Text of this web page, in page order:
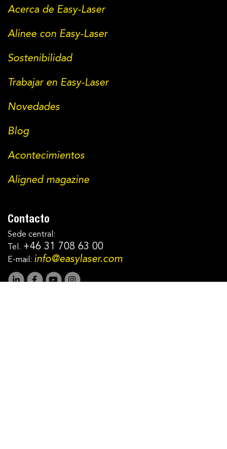
Acerca de Easy-Laser
Alinee con Easy-Laser
Sostenibilidad
Trabajar en Easy-Laser
Novedades
Blog
Acontecimientos
Aligned magazine
Contacto
Sede central:
Tel. +46 31 708 63 00
E-mail: info@easylaser.com